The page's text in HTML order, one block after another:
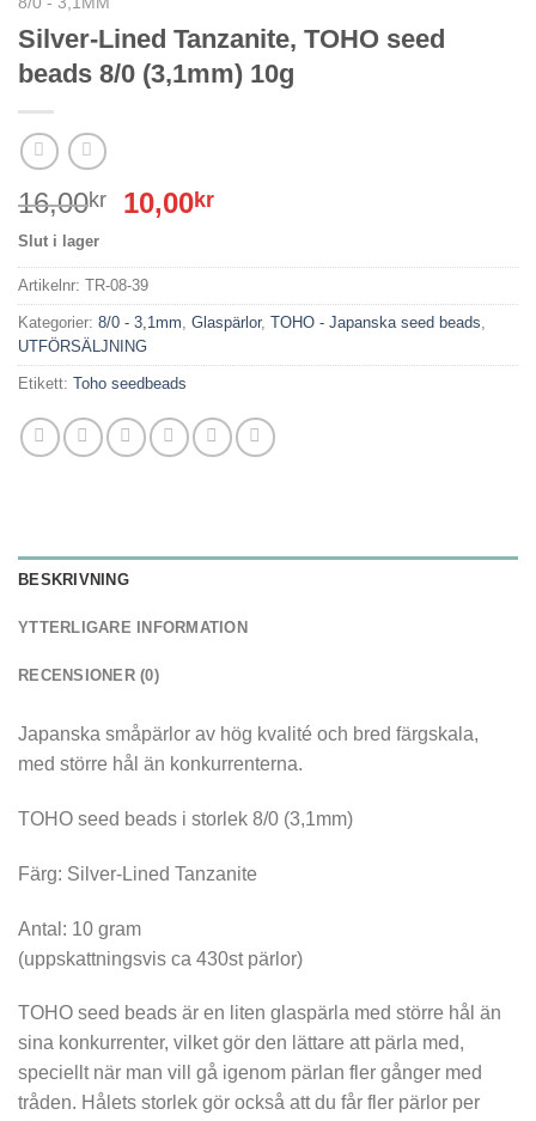
Silver-Lined Tanzanite, TOHO seed
beads 8/0 (3,1mm) 10g
16,00kr
Det
priset
var:
16,00kr.
10,00krDet
priset
10,00kr.
Slut i lager
Artikelnr: TR-08-39
Kategorier: 8/0 - 3,1mm, Glaspärlor, TOHO - Japanska seed beads,
UTFÖRSÄLJNING
Etikett: Toho seedbeads
BESKRIVNING
YTTERLIGARE INFORMATION
RECENSIONER (0)
Japanska småpärlor av hög kvalité och bred färgskala,
med större hål än konkurrenterna.
TOHO seed beads i storlek 8/0 (3,1mm)
Färg: Silver-Lined Tanzanite
Antal: 10 gram
(uppskattningsvis ca 430st pärlor)
TOHO seed beads är en liten glaspärla med större hål än
sina konkurrenter, vilket gör den lättare att pärla med,
speciellt när man vill gå igenom pärlan fler gånger med
tråden. Hålets storlek gör också att du får fler pärlor per